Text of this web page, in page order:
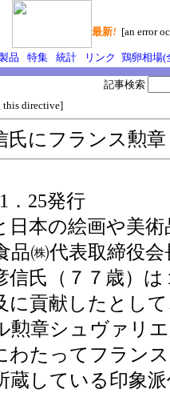
最新! [an error
品 特集 統計 リンク 鶏卵相場(
this directive]
記事検索
氏にフランス勲章
．25発行
本の絵画や美
品㈱代表取締役
信氏（７７歳）
に貢献したとし
勲章シュヴァリ
たってフラン
蔵している印象